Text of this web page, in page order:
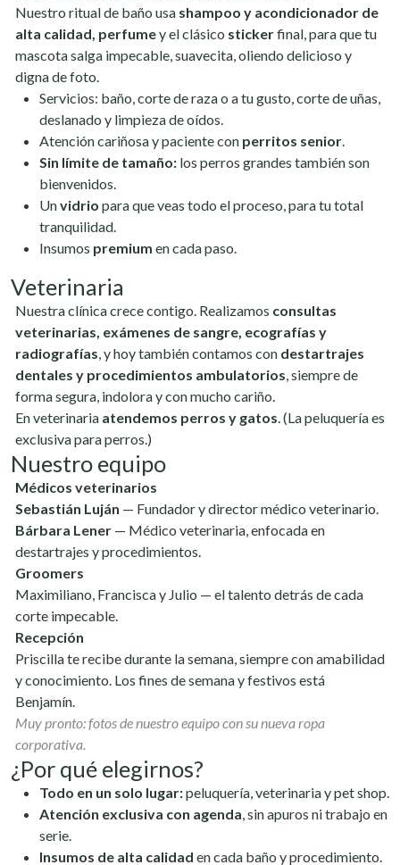
Nuestro ritual de baño usa shampoo y acondicionador de
alta calidad, perfumey el clásico stickerfinal, para que tu
mascota salga impecable, suavecita, oliendo delicioso y
digna de foto.
Servicios: baño, corte de raza o a tu gusto, corte de uñas,
deslanado y limpieza de oídos.
Atención cariñosa y paciente con perritos senior.
Sin límite de tamaño: los perros grandes también son
bienvenidos.
Unvidrio para que veas todo el proceso, para tu total
tranquilidad.
Insumos premium en cada paso.
Veterinaria
Nuestra clínica crece contigo. Realizamos consultas
veterinarias, exámenes de sangre, ecografías y
radiografías, y hoy también contamos con destartrajes
dentales y procedimientos ambulatorios, siempre de
forma segura, indolora y con mucho cariño.
En veterinaria atendemos perros y gatos. (La peluquería es
exclusiva para perros.)
Nuestro equipo
Médicos veterinarios
Sebastián Luján — Fundador y director médico veterinario.
Bárbara Lener — Médico veterinaria, enfocada en
destartrajes y procedimientos.
Groomers
Maximiliano, Francisca y Julio — el talento detrás de cada
corte impecable.
Recepción
Priscilla te recibe durante la semana, siempre con amabilidad
y conocimiento. Los fines de semana y festivos está
Benjamín.
Muy pronto: fotos de nuestro equipo con su nueva ropa
corporativa.
¿Por qué elegirnos?
Todo en un solo lugar:peluquería, veterinaria y pet shop.
Atención exclusiva con agenda, sin apuros ni trabajo en
serie.
Insumos de alta calidad en cada baño y procedimiento.